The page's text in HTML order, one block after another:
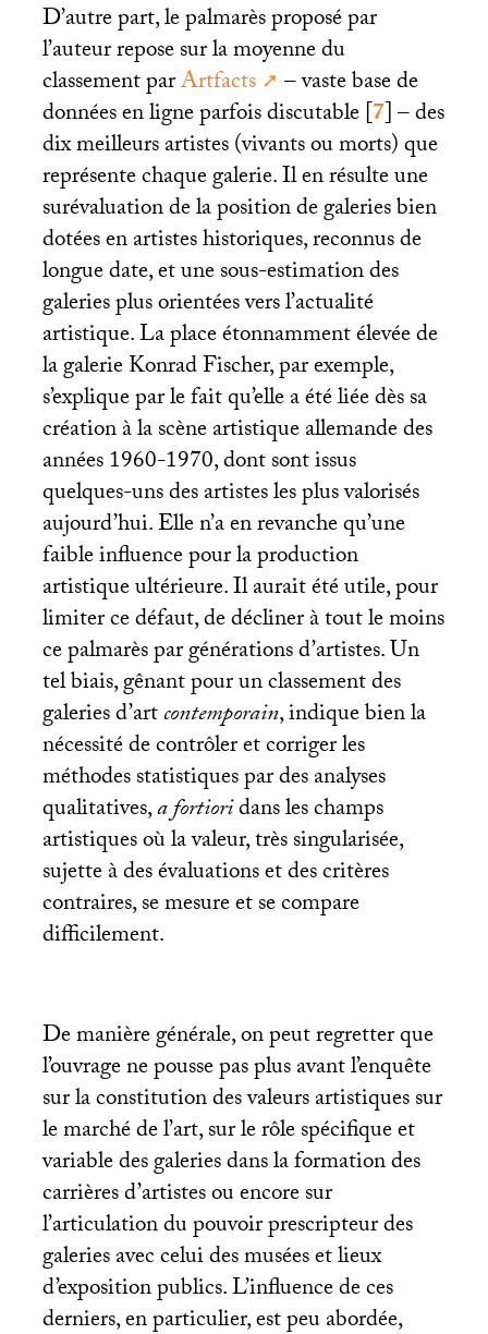
D’autre part, le palmarès proposé par
l’auteur repose sur la moyenne du
classement parArtfacts
– vaste base de
données en ligne parfois discutable[7]– des
dix meilleurs artistes (vivants ou morts) que
représente chaque galerie. Il en résulte une
surévaluation de la position de galeries bien
dotées en artistes historiques, reconnus de
longue date, et une sous-estimation des
galeries plus orientées vers l’actualité
artistique. La place étonnamment élevée de
la galerie Konrad Fischer, par exemple,
s’explique par le fait qu’elle a été liée dès sa
création à la scène artistique allemande des
années 1960-1970, dont sont issus
quelques-uns des artistes les plus valorisés
aujourd’hui. Elle n’a en revanche qu’une
faible influence pour la production
artistique ultérieure. Il aurait été utile, pour
limiter ce défaut, de décliner à tout le moins
ce palmarès par générations d’artistes. Un
tel biais, gênant pour un classement des
galeries d’artcontemporain, indique bien la
nécessité de contrôler et corriger les
méthodes statistiques par des analyses
qualitatives,a fortioridans les champs
artistiques où la valeur, très singularisée,
sujette à des évaluations et des critères
contraires, se mesure et se compare
difficilement.
De manière générale, on peut regretter que
l’ouvrage ne pousse pas plus avant l’enquête
sur la constitution des valeurs artistiques sur
le marché de l’art, sur le rôle spécifique et
variable des galeries dans la formation des
carrières d’artistes ou encore sur
l’articulation du pouvoir prescripteur des
galeries avec celui des musées et lieux
d’exposition publics. L’influence de ces
derniers, en particulier, est peu abordée,